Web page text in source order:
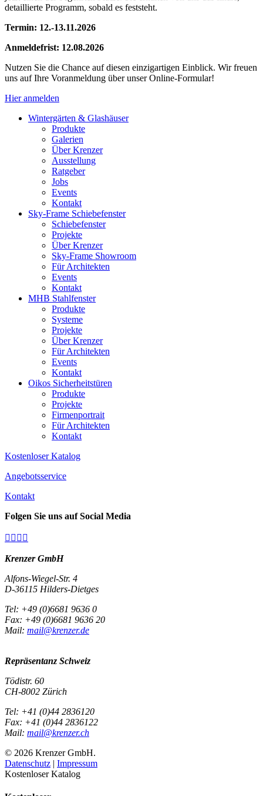
detaillierte Programm, sobald es feststeht.
Termin: 12.-13.11.2026
Anmeldefrist: 12.08.2026
Nutzen Sie die Chance auf diesen einzigartigen Einblick. Wir freuen
uns auf Ihre Voranmeldung über unser Online-Formular!
Hier anmelden
Wintergärten & Glashäuser
Produkte
Galerien
Über Krenzer
Ausstellung
Ratgeber
Jobs
Events
Kontakt
Sky-Frame Schiebefenster
Schiebefenster
Projekte
Über Krenzer
Sky-Frame Showroom
Für Architekten
Events
Kontakt
MHB Stahlfenster
Produkte
Systeme
Projekte
Über Krenzer
Für Architekten
Events
Kontakt
Oikos Sicherheitstüren
Produkte
Projekte
Firmenportrait
Für Architekten
Kontakt
Kostenloser Katalog
Angebotsservice
Kontakt
Folgen Sie uns auf Social Media
   
Krenzer GmbH
Alfons-Wiegel-Str. 4
D-36115 Hilders-Dietges
Tel: +49 (0)6681 9636 0
Fax: +49 (0)6681 9636 20
Mail: mail@krenzer.de
Repräsentanz Schweiz
Tödistr. 60
CH-8002 Zürich
Tel: +41 (0)44 2836120
Fax: +41 (0)44 2836122
Mail: mail@krenzer.ch
© 2026 Krenzer GmbH.
Datenschutz | Impressum
Kostenloser Katalog